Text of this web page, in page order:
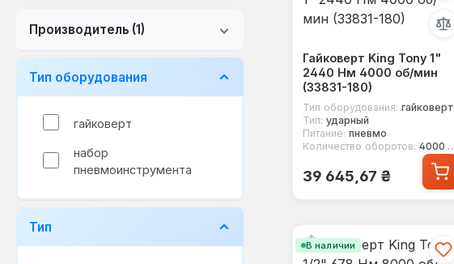
Производитель (1)
Тип оборудования
гайковерт
набор
пневмоинструмента
Тип
Гайковерт King Tony 1"
2440 Нм 4000 об/мин
(33831-180)
Тип оборудования: гайковерт
Тип: ударный
Питание: пневмо
Количество оборотов: 4000 об/мин
Обычная цена:
39 645,67 ₴
В наличии